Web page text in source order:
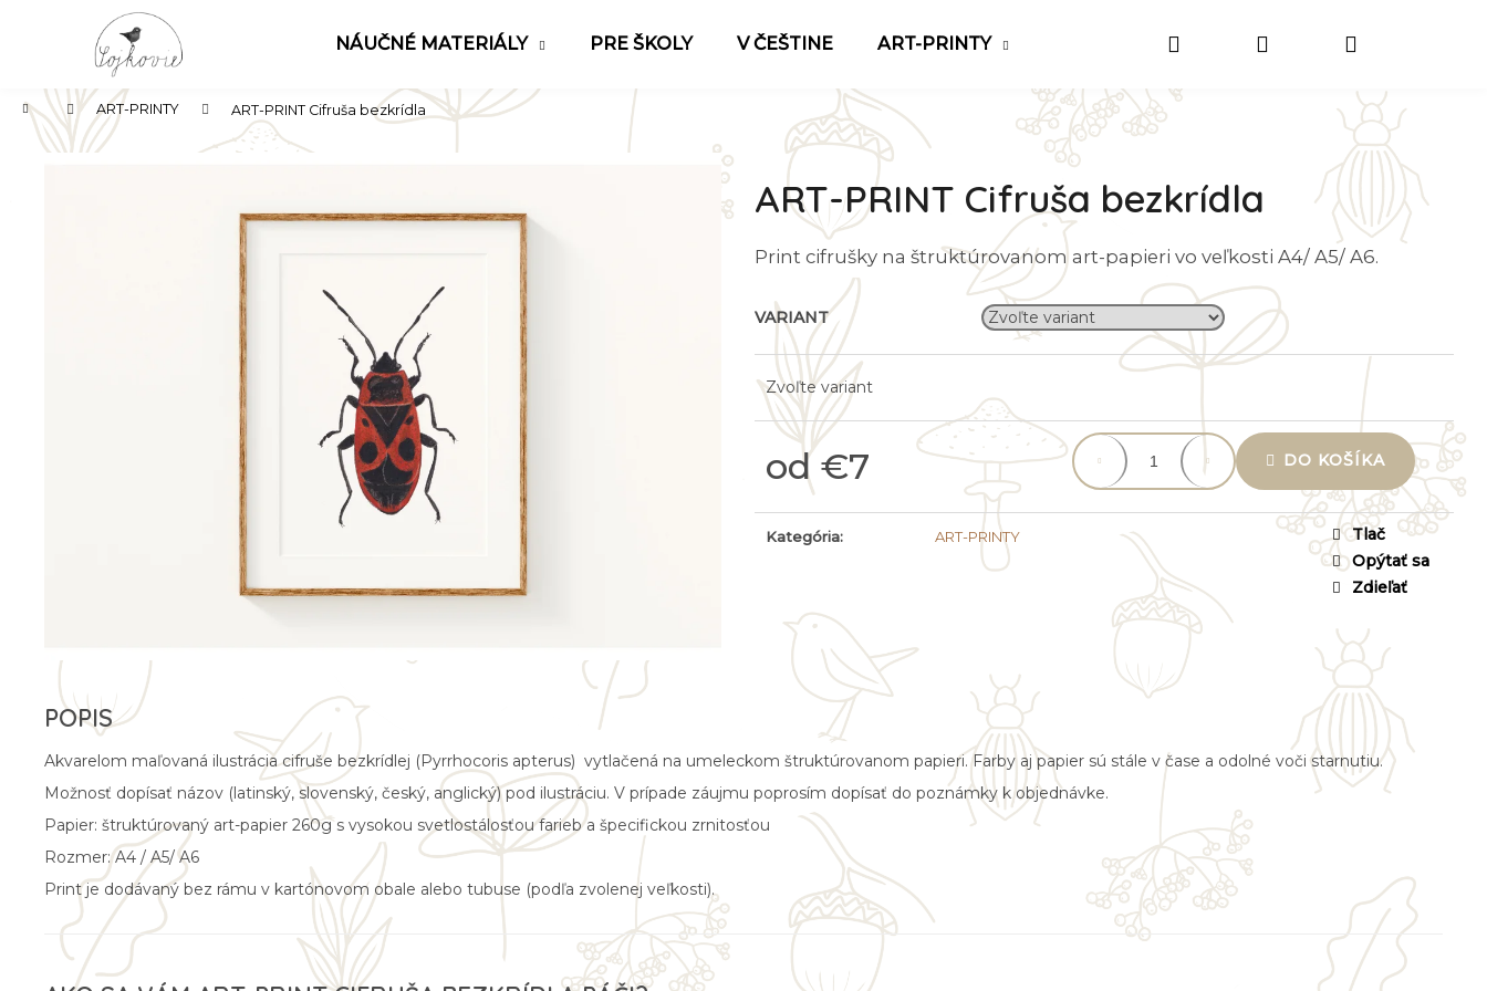
NÁUČNÉ MATERIÁLY PRE ŠKOLY V ČEŠTINE ART-PRINTY NA STIAHNUTIE O mne Kontakt
Hľadať PrihlásenieNákupný
košík
Domov ART-PRINTY ART-PRINT Cifruša bezkrídla
ART-PRINT Cifruša bezkrídla
Print cifrušky na štruktúrovanom art-papieri vo veľkosti A4/ A5/ A6.
VARIANT
Zvoľte variant
od€7
Jednotková
cena:
DO KOŠÍKA
Kategória: ART-PRINTY
Tlač
Opýtať sa
Zdieľať
Akvarelom maľovaná ilustrácia cifruše bezkrídlej (Pyrrhocoris apterus) vytlačená na umeleckom štruktúrovanom papieri. Farby aj papier sú stále v čase a odolné voči starnutiu.
Možnosť dopísať názov (latinský, slovenský, český, anglický) pod ilustráciu. V prípade záujmu poprosím dopísať do poznámky k objednávke.
Papier: štruktúrovaný art-papier 260g s vysokou svetlostálosťou farieb a špecifickou zrnitosťou
Rozmer: A4 / A5/ A6
Print je dodávaný bez rámu v kartónovom obale alebo tubuse (podľa zvolenej veľkosti).
Späť
do
obchodu
Späť
do
obchodu
Čo potrebujete nájsť?
HĽADAŤ